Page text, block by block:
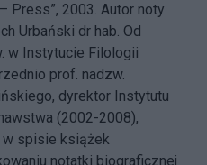
Press”, 2003. Autor noty
Urbański dr hab. Od
w Instytucie Filologii
prof. nadzw.
dyrektor Instytutu
(2002-2008),
w spisie książek
notatki biograficznej